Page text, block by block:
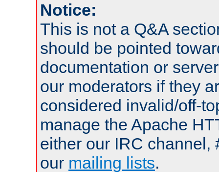
Notice:
This is not a Q&A
should be pointed
documentation or
our moderators if they
considered invalid/off-
manage the Apache
either our IRC channel,
our mailing lists.